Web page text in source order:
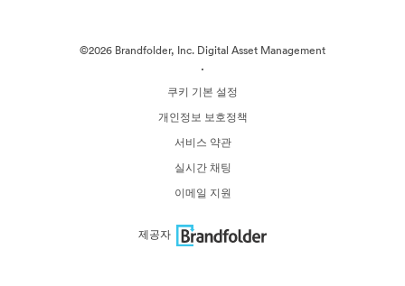
©2026 Brandfolder, Inc. Digital Asset Management
·
쿠키 기본 설정
개인정보 보호정책
서비스 약관
실시간 채팅
이메일 지원
제공자